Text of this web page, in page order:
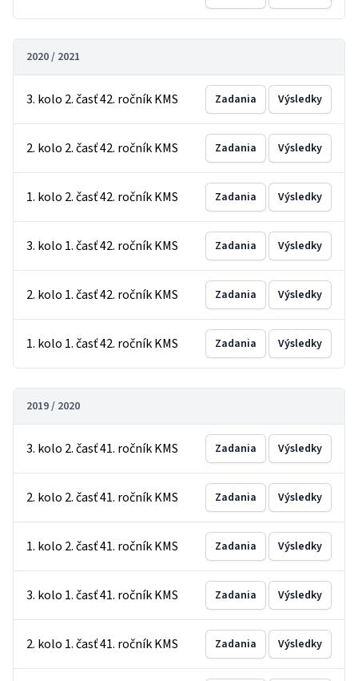
2020 / 2021
3. kolo 2. časť 42. ročník KMS Zadania Výsledky
2. kolo 2. časť 42. ročník KMS Zadania Výsledky
1. kolo 2. časť 42. ročník KMS Zadania Výsledky
3. kolo 1. časť 42. ročník KMS Zadania Výsledky
2. kolo 1. časť 42. ročník KMS Zadania Výsledky
1. kolo 1. časť 42. ročník KMS Zadania Výsledky
2019 / 2020
3. kolo 2. časť 41. ročník KMS Zadania Výsledky
2. kolo 2. časť 41. ročník KMS Zadania Výsledky
1. kolo 2. časť 41. ročník KMS Zadania Výsledky
3. kolo 1. časť 41. ročník KMS Zadania Výsledky
2. kolo 1. časť 41. ročník KMS Zadania Výsledky